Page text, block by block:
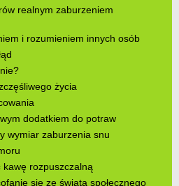
realnym zaburzeniem
i rozumieniem innych osób
życia
dodatkiem do potraw
wymiar zaburzenia snu
rozpuszczalną
się ze świata społecznego